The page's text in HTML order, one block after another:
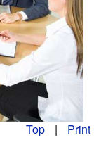
Top | Print